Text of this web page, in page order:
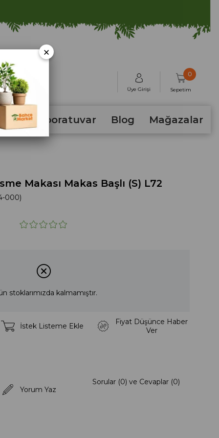
Üye Girişi Sepetim
0
Laboratuvar Blog Mağazalar
Makası Makas Başlı (S) L72
000)
stoklarımızda kalmamıştır.
İstek Listeme Ekle
Fiyat Düşünce Haber
Ver
Yorum Yaz
Sorular (0) ve Cevaplar (0)
×